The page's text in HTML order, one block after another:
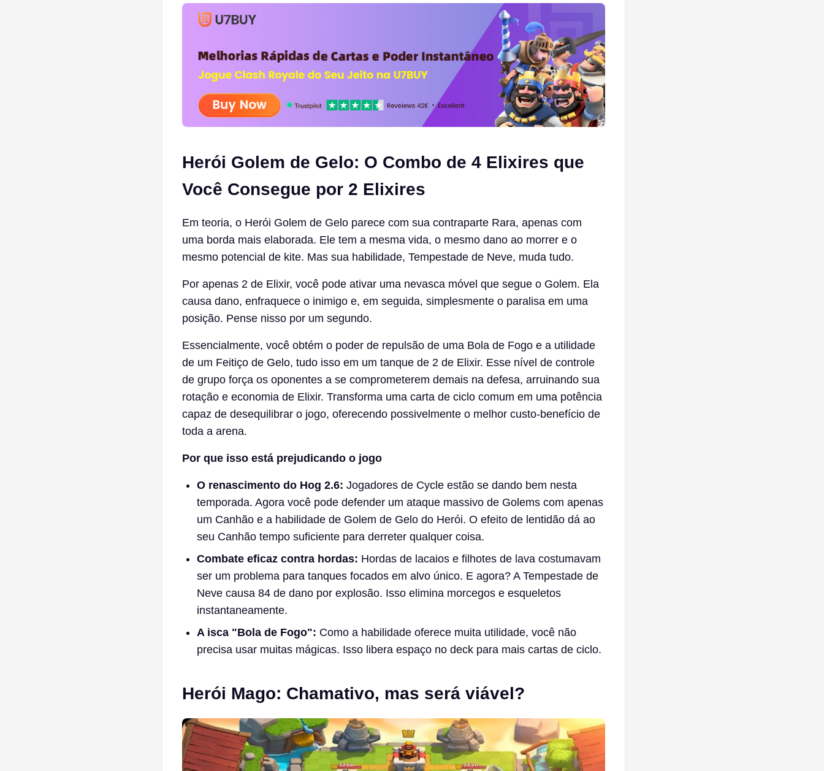
Herói Golem de Gelo: O Combo de 4 Elixires que
Você Consegue por 2 Elixires
Em teoria, o Herói Golem de Gelo parece com sua contraparte Rara, apenas com
uma borda mais elaborada. Ele tem a mesma vida, o mesmo dano ao morrer e o
mesmo potencial de kite. Mas sua habilidade, Tempestade de Neve, muda tudo.
Por apenas 2 de Elixir, você pode ativar uma nevasca móvel que segue o Golem. Ela
causa dano, enfraquece o inimigo e, em seguida, simplesmente o paralisa em uma
posição. Pense nisso por um segundo.
Essencialmente, você obtém o poder de repulsão de uma Bola de Fogo e a utilidade
de um Feitiço de Gelo, tudo isso em um tanque de 2 de Elixir. Esse nível de controle
de grupo força os oponentes a se comprometerem demais na defesa, arruinando sua
rotação e economia de Elixir. Transforma uma carta de ciclo comum em uma potência
capaz de desequilibrar o jogo, oferecendo possivelmente o melhor custo-benefício de
toda a arena.
Por que isso está prejudicando o jogo
O renascimento do Hog 2.6: Jogadores de Cycle estão se dando bem nesta
temporada. Agora você pode defender um ataque massivo de Golems com apenas
um Canhão e a habilidade de Golem de Gelo do Herói. O efeito de lentidão dá ao
seu Canhão tempo suficiente para derreter qualquer coisa.
Combate eficaz contra hordas: Hordas de lacaios e filhotes de lava costumavam
ser um problema para tanques focados em alvo único. E agora? A Tempestade de
Neve causa 84 de dano por explosão. Isso elimina morcegos e esqueletos
instantaneamente.
A isca "Bola de Fogo": Como a habilidade oferece muita utilidade, você não
precisa usar muitas mágicas. Isso libera espaço no deck para mais cartas de ciclo.
Herói Mago: Chamativo, mas será viável?